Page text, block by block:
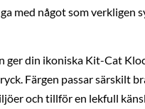
med något som verkligen
ger din ikoniska Kit-Cat
Färgen passar särskilt
och tillför en lekfull